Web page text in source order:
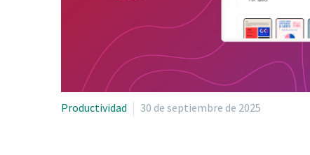
Productividad 30 de septiembre de 2025